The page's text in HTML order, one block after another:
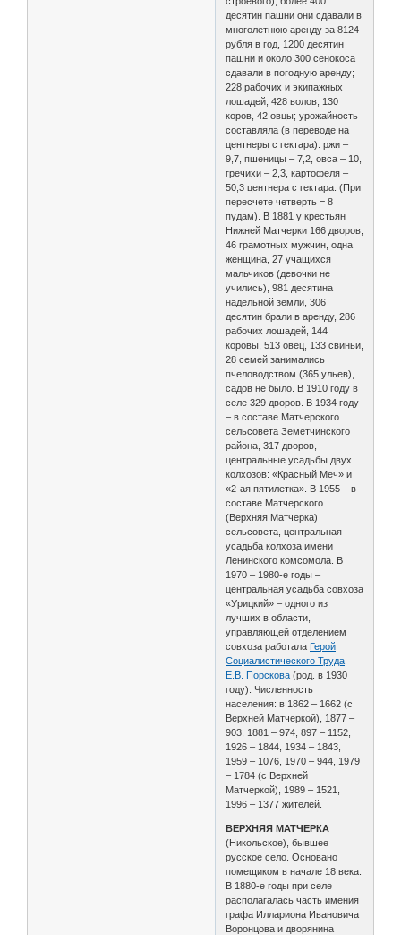
десятин пашни они сдавали в
многолетнюю аренду за 8124
рубля в год, 1200 десятин
пашни и около 300 сенокоса
сдавали в погодную аренду;
228 рабочих и экипажных
лошадей, 428 волов, 130
коров, 42 овцы; урожайность
составляла (в переводе на
центнеры с гектара): ржи –
9,7, пшеницы – 7,2, овса – 10,
гречихи – 2,3, картофеля –
50,3 центнера с гектара. (При
пересчете четверть = 8
пудам). В 1881 у крестьян
Нижней Матчерки 166 дворов,
46 грамотных мужчин, одна
женщина, 27 учащихся
мальчиков (девочки не
учились), 981 десятина
надельной земли, 306
десятин брали в аренду, 286
рабочих лошадей, 144
коровы, 513 овец, 133 свиньи,
28 семей занимались
пчеловодством (365 ульев),
садов не было. В 1910 году в
селе 329 дворов. В 1934 году
– в составе Матчерского
сельсовета Земетчинского
района, 317 дворов,
центральные усадьбы двух
колхозов: «Красный Меч» и
«2-ая пятилетка». В 1955 – в
составе Матчерского
(Верхняя Матчерка)
сельсовета, центральная
усадьба колхоза имени
Ленинского комсомола. В
1970 – 1980-е годы –
центральная усадьба совхоза
«Урицкий» – одного из
лучших в области,
управляющей отделением
совхоза работала Герой
Социалистического Труда
Е.В. Порскова (род. в 1930
году). Численность
населения: в 1862 – 1662 (с
Верхней Матчеркой), 1877 –
903, 1881 – 974, 897 – 1152,
1926 – 1844, 1934 – 1843,
1959 – 1076, 1970 – 944, 1979
– 1784 (с Верхней
Матчеркой), 1989 – 1521,
1996 – 1377 жителей.
ВЕРХНЯЯ МАТЧЕРКА
(Никольское), бывшее
русское село. Основано
помещиком в начале 18 века.
В 1880-е годы при селе
располагалась часть имения
графа Иллариона Ивановича
Воронцова и дворянина